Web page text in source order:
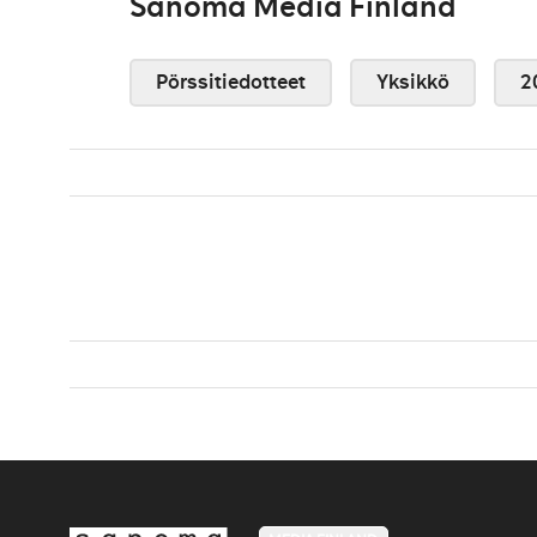
Pörssitiedotteet Yksikkö